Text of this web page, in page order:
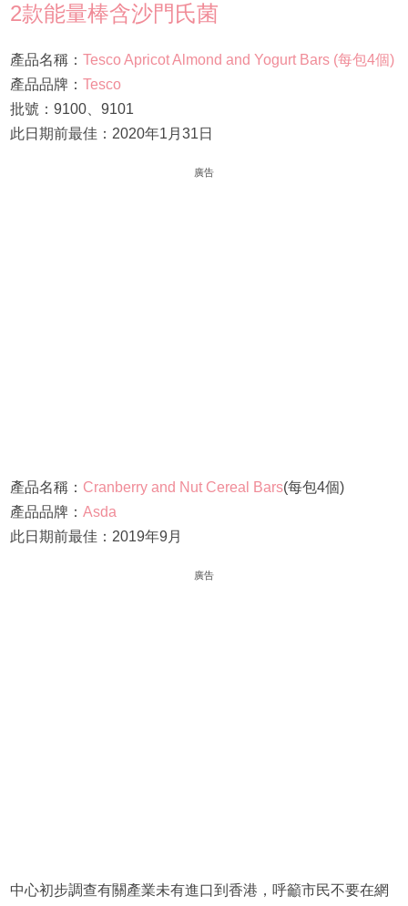
2款能量棒含沙門氏菌
產品名稱： Tesco Apricot Almond and Yogurt Bars (每包4個)
產品品牌： Tesco
批號：9100、9101
此日期前最佳：2020年1月31日
廣告
產品名稱： Cranberry and Nut Cereal Bars(每包4個)
產品品牌： Asda
此日期前最佳：2019年9月
廣告
中心初步調查有關產業未有進口到香港，呼籲市民不要在網